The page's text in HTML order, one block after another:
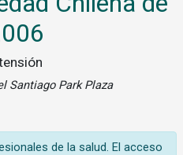
Santiago Park Plaza
de la salud. El acceso